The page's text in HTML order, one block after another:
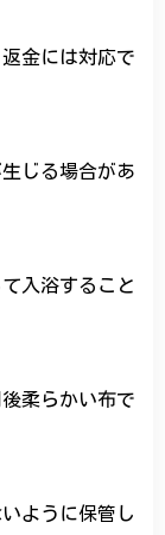
金には対応で
じる場合があ
入浴すること
柔らかい布で
ように保管し